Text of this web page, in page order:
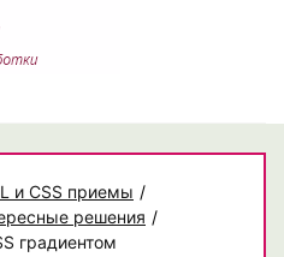
и CSS приемы /
решения /
градиентом